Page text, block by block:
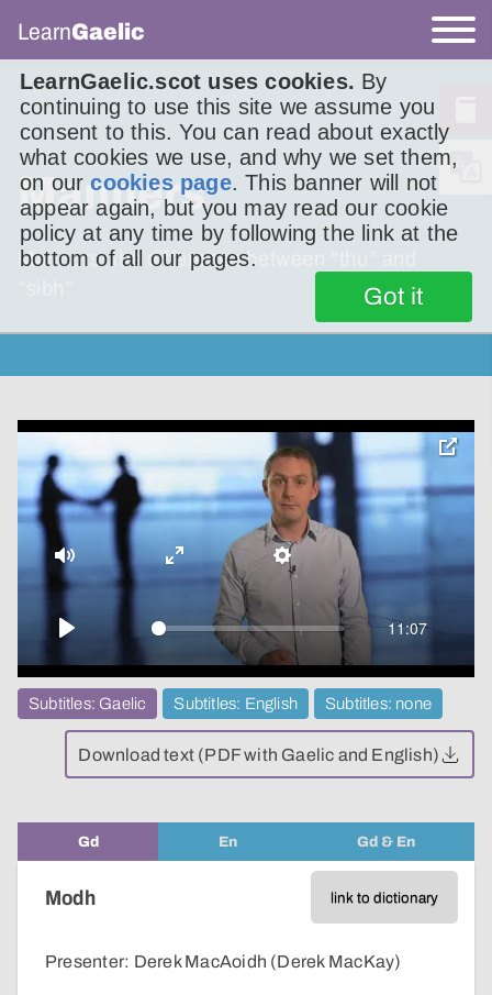
LearnGaelic.scot uses cookies. By
continuing to use this site we assume you
consent to this. You can read about exactly
what cookies we use, and why we set them,
on ourcookies page. This banner will not
appear again, but you may read our cookie
policy at any time by following the link at the
bottom of all our pages.
Got it
LearnGaelic
Manners
Manners: the difference between “thu” and
Play
11:07
Mute Settings
Enter
fullscreen
toggle
over
Subtitles: Gaelic Subtitles: English Subtitles: none
Download text (PDF with Gaelic and English)
Gd En Gd & En
link to dictionary
Modh
Presenter: Derek MacAoidh (Derek MacKay)